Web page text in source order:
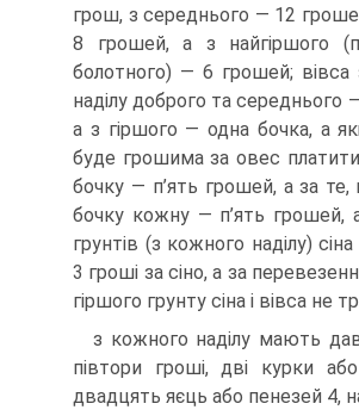
грош, з середнього — 12
8 грошей, а з найгіршого
болотного) — 6 грошей; вівса
наділу доброго та середнього
а з гіршого — одна бочка, а
буде грошима за овес
бочку — п’ять грошей, а за те,
бочку кожну — п’ять грошей,
грунтів (з кожного наділу)
3 гроші за сіно, а за
гіршого грунту сіна і вівса не
з кожного наділу мають
півтори гроші, дві курки
двадцять яєць або пенезей 4,